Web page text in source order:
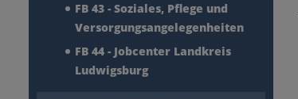
FB 43 - Soziales, Pflege und
Versorgungsangelegenheiten
FB 44 - Jobcenter Landkreis
Ludwigsburg